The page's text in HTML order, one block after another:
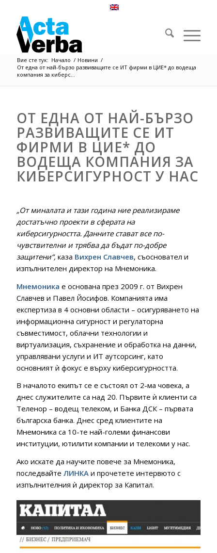
Вие сте тук: Начало / Новини /
От една от най-бързо развиващите се ИТ фирми в ЦИЕ* до водеща
компания за киберс...
ОТ ЕДНА ОТ НАЙ-БЪРЗО
РАЗВИВАЩИТЕ СЕ ИТ
ФИРМИ В ЦИЕ* ДО
ВОДЕЩА КОМПАНИЯ ЗА
КИБЕРСИГУРНОСТ У НАС
„От миналата и тази година ние реализираме
достатъчно проекти в сферата на
киберсигурността. Данните стават все по-
чувствителни и трябва да бъдат по-добре
защитени“, каза Вихрен Славчев, съосновател и
изпълнителен директор на Мнемоника.
Мнемоника е основана през 2009 г. от Вихрен
Славчев и Павел Йосифов. Компанията има
експертиза в 4 основни области – осигуряването на
информационна сигурност и регулаторна
съвместимост, облачни технологии и
виртуализация, съхранение и обработка на данни,
управлявани услуги и ИТ аутсорсинг, като
основният ѝ фокус е върху киберсигурността.
В началото екипът се е състоял от 2-ма човека, а
днес служителите са над 20. Първите ѝ клиенти са
Теленор – водещ телеком, и Банка ДСК – първата
българска банка. Днес сред клиентите на
Мнемоника са 10-те най-големи финансови
институции, ютилити компании и телекоми у нас.
Ако искате да научите повече за Мнемоника,
последвайте ЛИНКА и прочетете интервюто с
изпълнителния ѝ директор за Капитал.